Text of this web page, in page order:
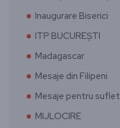
Inaugurare Biserici
ITP BUCUREȘTI
Madagascar
Mesaje din Filipeni
Mesaje pentru suflet
MIJLOCIRE